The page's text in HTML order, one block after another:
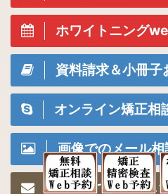
ホワイトニング
資料請求＆小冊子
オンライン矯正相
画像でのメール相
メールでのお問い